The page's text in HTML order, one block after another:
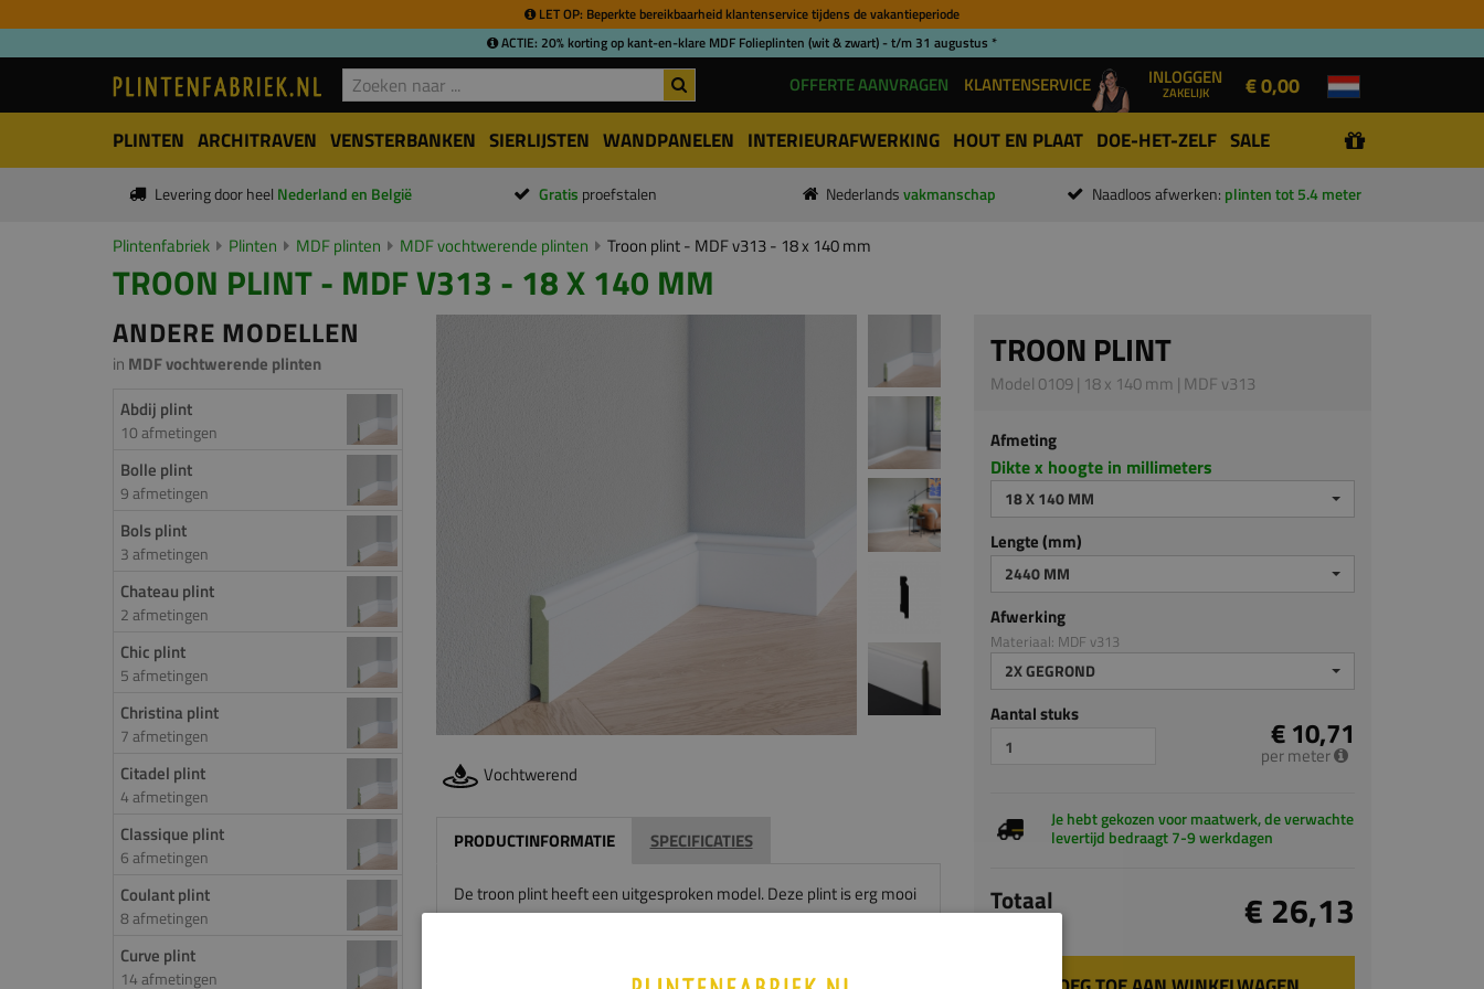
LET OP: Beperkte bereikbaarheid klantenservice tijdens de vakantieperiode
ACTIE: 20% korting op kant-en-klare MDF Folieplinten (wit & zwart) - t/m 31 augustus *
OFFERTE AANVRAGEN KLANTENSERVICE INLOGGEN
ZAKELIJK € 0,00
PLINTEN ARCHITRAVEN VENSTERBANKEN SIERLIJSTEN WANDPANELEN INTERIEURAFWERKING HOUT EN PLAAT DOE-HET-ZELF SALE
Levering door heel Nederland en België Gratis proefstalen Nederlands vakmanschap Naadloos afwerken: plinten tot 5.4 meter
Plintenfabriek Plinten MDF plinten MDF vochtwerende plinten Troon plint - MDF v313 - 18 x 140 mm
TROON PLINT - MDF V313 - 18 X 140 MM
ANDERE MODELLEN
in MDF vochtwerende plinten
Abdij plint
10 afmetingen
Bolle plint
9 afmetingen
Bols plint
3 afmetingen
Chateau plint
2 afmetingen
Chic plint
5 afmetingen
Christina plint
7 afmetingen
Citadel plint
4 afmetingen
Classique plint
6 afmetingen
Coulant plint
8 afmetingen
Curve plint
14 afmetingen
Vochtwerend
PRODUCTINFORMATIE SPECIFICATIES
De troon plint heeft een uitgesproken model. Deze plint is erg mooi
in de wat lagere varianten. Door het drukke uiterlijk komt deze plint
TROON PLINT
Model 0109 | 18 x 140 mm | MDF v313
Afmeting
Dikte x hoogte in millimeters
18 X 140 MM
Lengte (mm)
2440 MM
Afwerking
Materiaal: MDF v313
2X GEGROND
Aantal stuks € 10,71
per meter
Je hebt gekozen voor maatwerk, de verwachte
levertijd bedraagt 7-9 werkdagen
Totaal € 26,13